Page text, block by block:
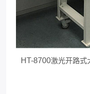
HT-8700激光开路式